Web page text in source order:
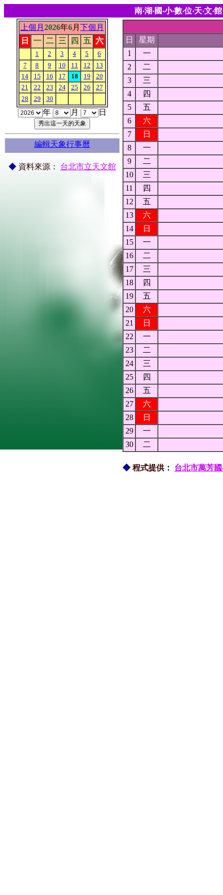
南‧湖‧國‧小‧數‧位‧天‧文‧
上個月 2026年6月 下個月
日
一 二 三 四 五 六
1 2 3 4 5
6
7
8 9 10 11 12
13
14
15 16 17 18 19
20
21
22 23 24 25 26
27
28
29 30
年 月 日
編輯天象行事曆
◆ 資料來源 ： 台北市立天文館
日
星期
1
一
2
二
3
三
4
四
5
五
6
六
7
日
8
一
9
二
10
三
11
四
12
五
13
六
14
日
15
一
16
二
17
三
18
四
19
五
20
六
21
日
22
一
23
二
24
三
25
四
26
五
27
六
28
日
29
一
30
二
◆ 程式提供： 台北市萬芳